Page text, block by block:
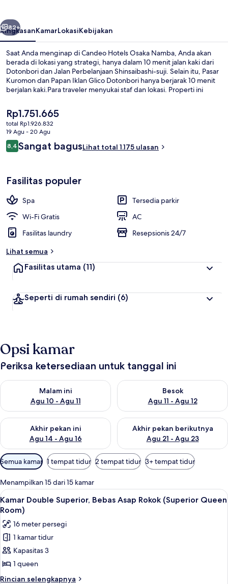
Berikutnya
82+
RingkasanKamarLokasiKebijakan
Saat Anda menginap di Candeo Hotels Osaka Namba, Anda akan
berada di lokasi yang strategi, hanya dalam 10 menit jalan kaki dari
Dotonbori dan Jalan Perbelanjaan Shinsaibashi-suji. Selain itu, Pasar
Kuromon dan Papan Iklan Glico Dotonbori hanya berjarak 10 menit
berjalan kaki.Para traveler menyukai staf dan lokasi. Properti ini
berjarak 4 menit dan Stasiun Nagahoribashi berjarak 6 menit.
Harga
saat
ini
Rp1.751.665
Rp1.751.665
total Rp1.926.832
19 Agu - 20 Agu
Ulasan
8,48,4 dari 10
Sangat bagusLihat total 1.175 ulasan
Fasilitas populer
Spa
Tersedia parkir
Wi-Fi Gratis
AC
Fasilitas laundry
Resepsionis 24/7
Lihat semua
Fasilitas utama (11)
Seperti di rumah sendiri (6)
Opsi kamar
Periksa ketersediaan untuk tanggal ini
Malam ini
Agu 10 - Agu 11
Periksa ketersediaan untuk malam ini Agu 10 - Agu 11
Besok
Agu 11 - Agu 12
Periksa ketersediaan untuk
Akhir pekan ini
Agu 14 - Agu 16
Periksa ketersediaan untuk akhir pekan ini Agu 14 - Agu 16
Akhir pekan berikutnya
Agu 21 - Agu 23
Periksa ketersediaan untuk
Filter
tersedia
untuk
kamar
Semua kamar 1 tempat tidur 2 tempat tidur 3+ tempat tidur
Menampilkan 15 dari 15 kamar
Lihat
semua
foto
untuk
Kamar
Double
Superior,
Bebas
Seprai premium, setrika/meja
9
Kamar Double Superior, Bebas Asap Rokok (Superior Queen
Room)
16 meter persegi
1 kamar tidur
Kapasitas 3
1 queen
Rincian selengkapnya
Rincian